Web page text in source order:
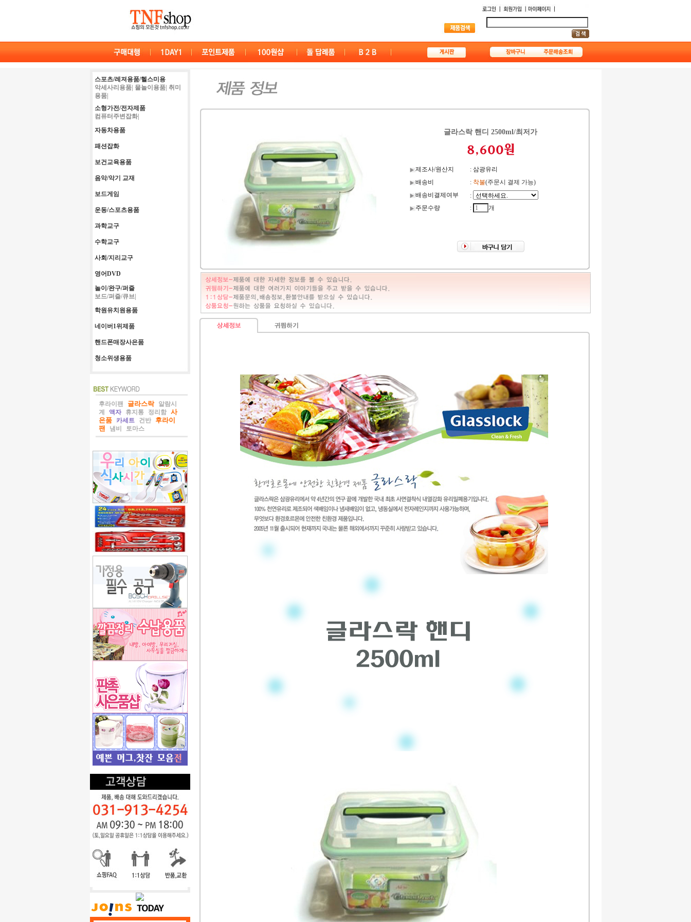
스포츠/레져용품/헬스미용
악세사리용품| 물놀이용품| 취미
용품|
소형가전/전자제품
컴퓨터주변잡화|
자동차용품
패션잡화
보건교육용품
음악/악기 교재
보드게임
운동/스포츠용품
과학교구
수학교구
사회/지리교구
영어DVD
놀이/완구/퍼즐
보드/퍼즐/큐브|
학원유치원용품
네이버1위제품
핸드폰매장사은품
청소위생용품
후라이팬 글라스락
알람시
계
액자 휴지통 정리함 사
은품
카세트 건반
후라이
팬
냄비 토마스
글라스락 핸디 2500ml/최저가
제조사/원산지 : 삼광유리
배송비
: 착불(주문시 결제 가능)
배송비결제여부
:
주문수량
: 개